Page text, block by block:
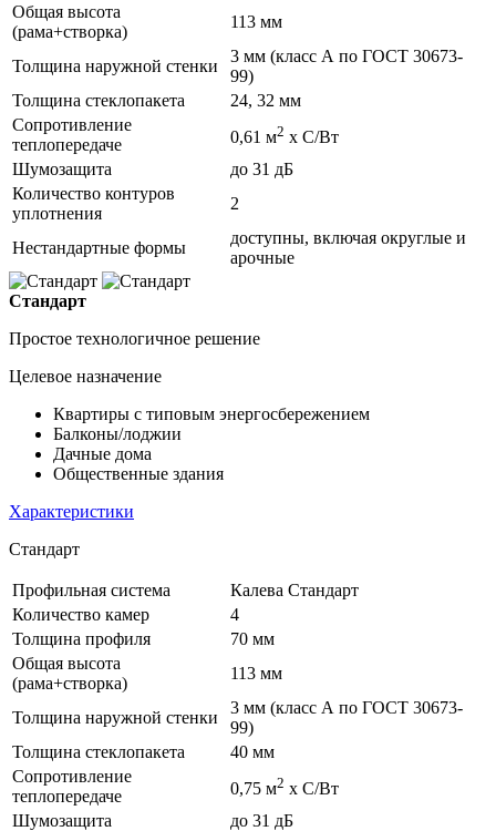
Общая высота
(рама+створка)
113 мм
Толщина наружной стенки
3 мм (класс А по ГОСТ 30673-
99)
Толщина стеклопакета
24, 32 мм
Сопротивление
теплопередаче
0,61 м2 х С/Вт
Шумозащита
до 31 дБ
Количество контуров
уплотнения
2
Нестандартные формы
доступны, включая округлые и
арочные
Стандарт
Простое технологичное решение
Целевое назначение
Квартиры с типовым энергосбережением
Балконы/лоджии
Дачные дома
Общественные здания
Характеристики
Стандарт
Профильная система
Калева Стандарт
Количество камер
4
Толщина профиля
70 мм
Общая высота
(рама+створка)
113 мм
Толщина наружной стенки
3 мм (класс А по ГОСТ 30673-
99)
Толщина стеклопакета
40 мм
Сопротивление
теплопередаче
0,75 м2 х С/Вт
Шумозащита
до 31 дБ